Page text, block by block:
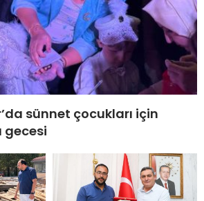
sünnet çocukları için
gecesi